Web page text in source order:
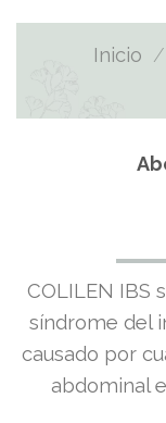
Inicio /
COLILEN IBS
síndrome del
causado por
abdominal